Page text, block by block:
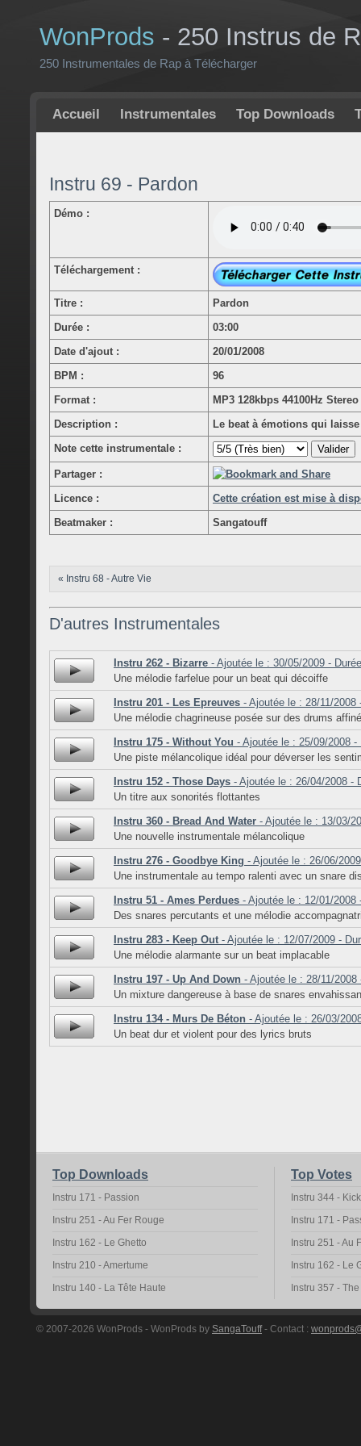
WonProds - 250 Instrus de
250 Instrumentales de Rap à Télécharger
Accueil Instrumentales Top Downloads
Instru 69 - Pardon
Démo :
Téléchargement :
Titre :
Pardon
Durée :
03:00
Date d'ajout :
20/01/2008
BPM :
96
Format :
MP3 128kbps 44100Hz Stereo
Description :
Le beat à émotions qui
Note cette instrumentale :
Partager :
Licence :
Cette création est mise à
Beatmaker :
Sangatouff
« Instru 68 - Autre Vie
D'autres Instrumentales
Instru 262 - Bizarre - Ajoutée le : 30/05/2009 -
Une mélodie farfelue pour un beat qui décoiffe
Instru 201 - Les Epreuves - Ajoutée le : 28/11/2008
Une mélodie chagrineuse posée sur des drums
Instru 175 - Without You - Ajoutée le : 25/09/2008 -
Une piste mélancolique idéal pour déverser les
Instru 152 - Those Days - Ajoutée le : 26/04/2008 -
Un titre aux sonorités flottantes
Instru 360 - Bread And Water - Ajoutée le : 13/03/
Une nouvelle instrumentale mélancolique
Instru 276 - Goodbye King - Ajoutée le : 26/06/
Une instrumentale au tempo ralenti avec un snare
Instru 51 - Ames Perdues - Ajoutée le : 12/01/2008
Des snares percutants et une mélodie
Instru 283 - Keep Out - Ajoutée le : 12/07/2009 -
Une mélodie alarmante sur un beat implacable
Instru 197 - Up And Down - Ajoutée le : 28/11/2008
Un mixture dangereuse à base de snares
Instru 134 - Murs De Béton - Ajoutée le : 26/03/
Un beat dur et violent pour des lyrics bruts
Top Downloads
Instru 171 - Passion
Instru 251 - Au Fer Rouge
Instru 162 - Le Ghetto
Instru 210 - Amertume
Instru 140 - La Tête Haute
Top Votes
Instru 344 -
Instru 171 -
Instru 251 - Au
Instru 162 - Le
Instru 357 -
© 2007-2026 WonProds - WonProds by SangaTouff- Contact :